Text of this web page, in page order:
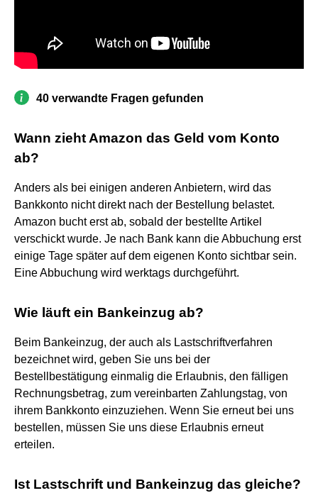
40 verwandte Fragen gefunden
Wann zieht Amazon das Geld vom Konto
ab?
Anders als bei einigen anderen Anbietern, wird das
Bankkonto nicht direkt nach der Bestellung belastet.
Amazon bucht erst ab, sobald der bestellte Artikel
verschickt wurde. Je nach Bank kann die Abbuchung erst
einige Tage später auf dem eigenen Konto sichtbar sein.
Eine Abbuchung wird werktags durchgeführt.
Wie läuft ein Bankeinzug ab?
Beim Bankeinzug, der auch als Lastschriftverfahren
bezeichnet wird, geben Sie uns bei der
Bestellbestätigung einmalig die Erlaubnis, den fälligen
Rechnungsbetrag, zum vereinbarten Zahlungstag, von
ihrem Bankkonto einzuziehen. Wenn Sie erneut bei uns
bestellen, müssen Sie uns diese Erlaubnis erneut
erteilen.
Ist Lastschrift und Bankeinzug das gleiche?